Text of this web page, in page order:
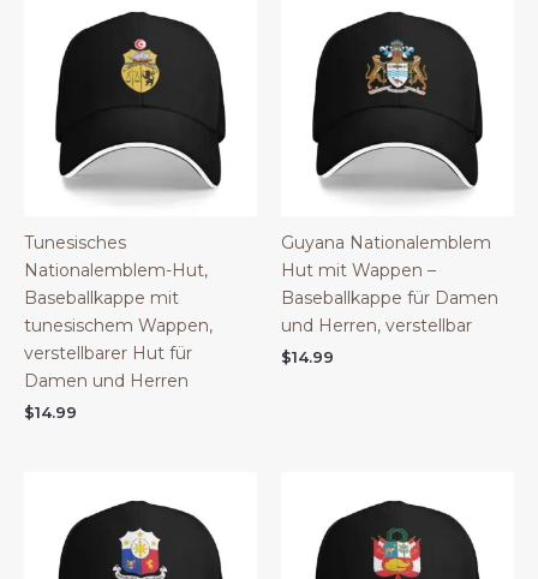
Tunesisches
Nationalemblem-Hut,
Baseballkappe mit
tunesischem Wappen,
verstellbarer Hut für
Damen und Herren
$14.99
Guyana Nationalemblem
Hut mit Wappen –
Baseballkappe für Damen
und Herren, verstellbar
$14.99